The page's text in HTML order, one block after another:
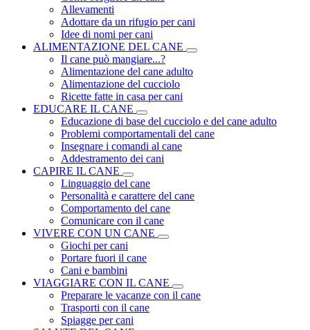
Allevamenti
Adottare da un rifugio per cani
Idee di nomi per cani
ALIMENTAZIONE DEL CANE
Il cane può mangiare...?
Alimentazione del cane adulto
Alimentazione del cucciolo
Ricette fatte in casa per cani
EDUCARE IL CANE
Educazione di base del cucciolo e del cane adulto
Problemi comportamentali del cane
Insegnare i comandi al cane
Addestramento dei cani
CAPIRE IL CANE
Linguaggio del cane
Personalità e carattere del cane
Comportamento del cane
Comunicare con il cane
VIVERE CON UN CANE
Giochi per cani
Portare fuori il cane
Cani e bambini
VIAGGIARE CON IL CANE
Preparare le vacanze con il cane
Trasporti con il cane
Spiagge per cani